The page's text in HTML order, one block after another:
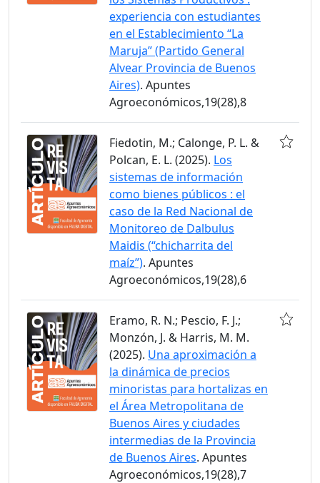
experiencia con estudiantes
en el Establecimiento “La
Maruja” (Partido General
Alvear Provincia de Buenos
Aires). Apuntes
Agroeconómicos,19(28),8
Fiedotin, M.; Calonge, P. L. &
Polcan, E. L. (2025). Los
sistemas de información
como bienes públicos : el
caso de la Red Nacional de
Monitoreo de Dalbulus
Maidis (“chicharrita del
maíz”). Apuntes
Agroeconómicos,19(28),6
Eramo, R. N.; Pescio, F. J.;
Monzón, J. & Harris, M. M.
(2025). Una aproximación a
la dinámica de precios
minoristas para hortalizas en
el Área Metropolitana de
Buenos Aires y ciudades
intermedias de la Provincia
de Buenos Aires. Apuntes
Agroeconómicos,19(28),7